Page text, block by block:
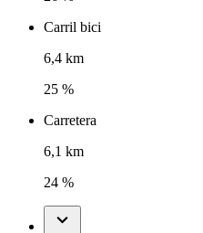
Carril bici
6,4 km
25 %
Carretera
6,1 km
24 %